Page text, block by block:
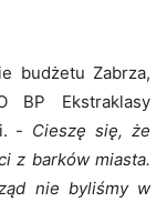
budżetu Zabrza,
BP Ekstraklasy
- Cieszę się, że
z barków miasta.
nie byliśmy w